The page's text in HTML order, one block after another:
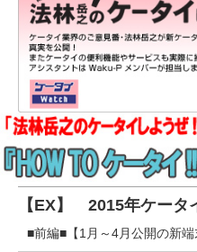
【EX】 2015年ケータ
■前編■【1月～4月公開の新